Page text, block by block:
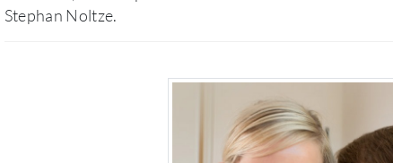
Stephan Noltze.